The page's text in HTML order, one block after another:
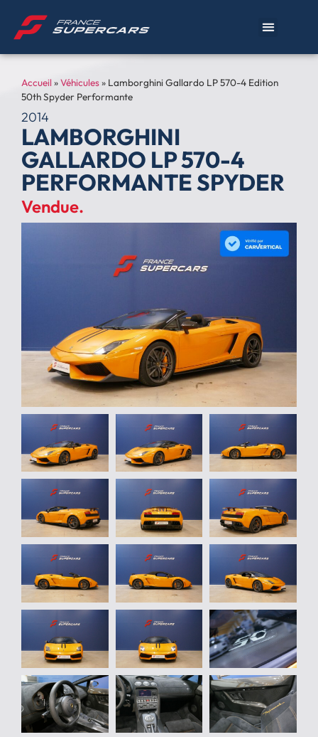
Accueil»Véhicules» Lamborghini Gallardo LP 570-4 Edition
50th Spyder Performante
2014
LAMBORGHINI
GALLARDO LP 570-4
PERFORMANTE SPYDER
Vendue.